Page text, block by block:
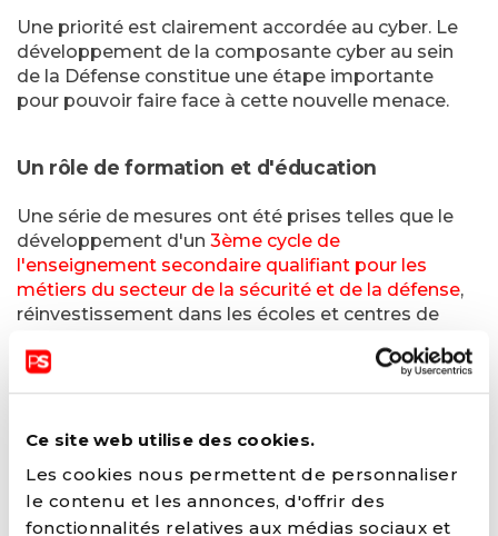
Ce site web utilise des cookies.
Les cookies nous permettent de personnaliser
le contenu et les annonces, d'offrir des
fonctionnalités relatives aux médias sociaux et
Une priorité est clairement accordée au cyber. Le
développement de la composante cyber au sein
de la Défense constitue une étape importante
pour pouvoir faire face à cette nouvelle menace.
Un rôle de formation et d'éducation
Une série de mesures ont été prises telles que le
développement d'un 3ème cycle de
l'enseignement secondaire qualifiant pour les
métiers du secteur de la sécurité et de la défense,
réinvestissement dans les écoles et centres de
des journées de contact, le développement
les organismes régionaux de l'emploi ou encore
d'Utilité Collective.